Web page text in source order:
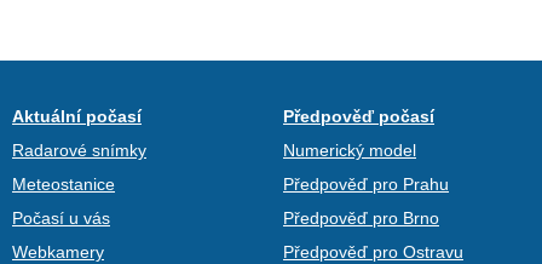
Aktuální počasí
Radarové snímky
Meteostanice
Počasí u vás
Webkamery
Předpověď počasí
Numerický model
Předpověď pro Prahu
Předpověď pro Brno
Předpověď pro Ostravu